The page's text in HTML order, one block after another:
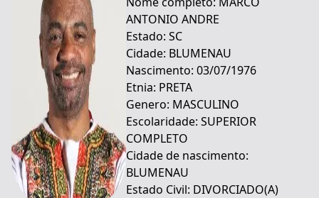
ANTONIO ANDRE
Estado: SC
Cidade: BLUMENAU
Nascimento: 03/07/1976
Etnia: PRETA
Genero: MASCULINO
Escolaridade: SUPERIOR
COMPLETO
Cidade de nascimento:
BLUMENAU
Estado Civil: DIVORCIADO(A)